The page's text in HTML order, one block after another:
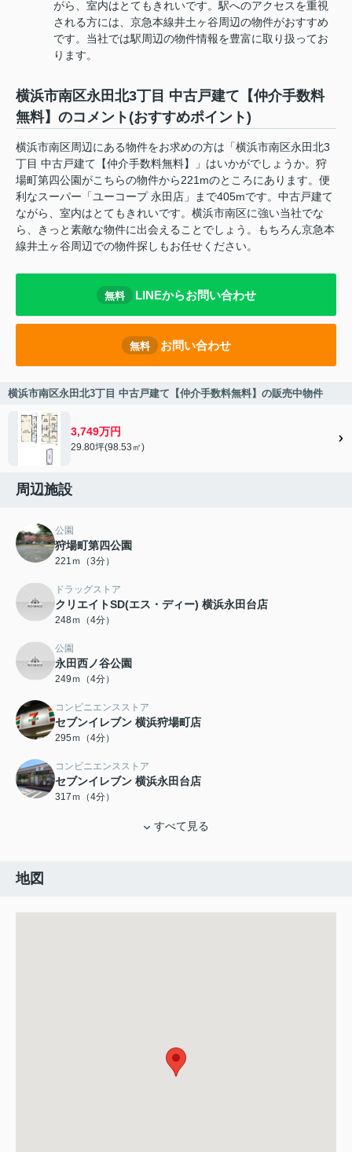
がら、室内はとてもきれいです。駅へのアクセスを重視
される方には、京急本線井土ヶ谷周辺の物件がおすすめ
です。当社では駅周辺の物件情報を豊富に取り扱ってお
ります。
横浜市南区永田北3丁目 中古戸建て【仲介手数料
無料】のコメント(おすすめポイント)
横浜市南区周辺にある物件をお求めの方は「横浜市南区永田北3
丁目 中古戸建て【仲介手数料無料】」はいかがでしょうか。狩
場町第四公園がこちらの物件から221mのところにあります。便
利なスーパー「ユーコープ 永田店」まで405mです。中古戸建て
ながら、室内はとてもきれいです。横浜市南区に強い当社でな
ら、きっと素敵な物件に出会えることでしょう。もちろん京急本
線井土ヶ谷周辺での物件探しもお任せください。
無料 LINEからお問い合わせ
無料 お問い合わせ
横浜市南区永田北3丁目 中古戸建て【仲介手数料無料】の販売中物件
3,749万円
29.80坪(98.53㎡)
周辺施設
公園
狩場町第四公園
221ｍ（3分）
ドラッグストア
クリエイトSD(エス・ディー) 横浜永田台店
248ｍ（4分）
公園
永田西ノ谷公園
249ｍ（4分）
コンビニエンスストア
セブンイレブン 横浜狩場町店
295ｍ（4分）
コンビニエンスストア
セブンイレブン 横浜永田台店
317ｍ（4分）
すべて見る
地図